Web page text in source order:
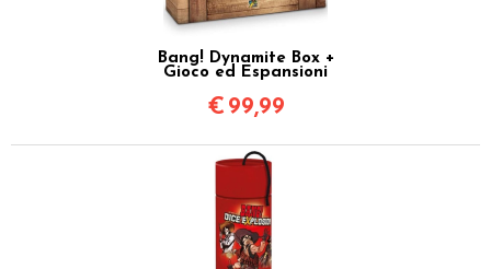
Bang! Dynamite Box +
Gioco ed Espansioni
€ 99,99